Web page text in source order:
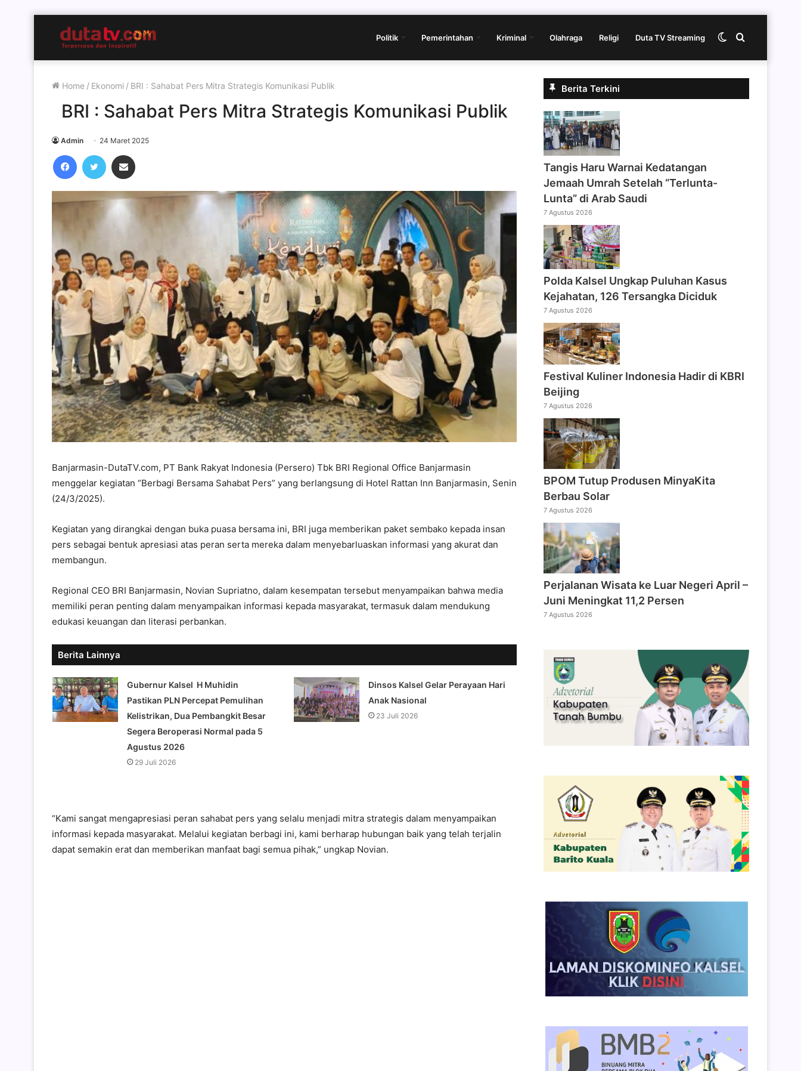
Politik Pemerintahan Kriminal Olahraga Religi Duta TV Streaming Cari
Switch
Home / Ekonomi / BRI : Sahabat Pers Mitra Strategis Komunikasi Publik
BRI : Sahabat Pers Mitra Strategis Komunikasi Publik
Admin 24 Maret 2025
FacebookTwitter
Banjarmasin-DutaTV.com, PT Bank Rakyat Indonesia (Persero) Tbk BRI Regional Office Banjarmasin
menggelar kegiatan “Berbagi Bersama Sahabat Pers” yang berlangsung di Hotel Rattan Inn Banjarmasin, Senin
(24/3/2025).
Kegiatan yang dirangkai dengan buka puasa bersama ini, BRI juga memberikan paket sembako kepada insan
pers sebagai bentuk apresiasi atas peran serta mereka dalam menyebarluaskan informasi yang akurat dan
membangun.
Regional CEO BRI Banjarmasin, Novian Supriatno, dalam kesempatan tersebut menyampaikan bahwa media
memiliki peran penting dalam menyampaikan informasi kepada masyarakat, termasuk dalam mendukung
edukasi keuangan dan literasi perbankan.
Berita Lainnya
Gubernur Kalsel H Muhidin
Pastikan PLN Percepat Pemulihan
Kelistrikan, Dua Pembangkit Besar
Segera Beroperasi Normal pada 5
Agustus 2026
29 Juli 2026
Dinsos Kalsel Gelar Perayaan Hari
Anak Nasional
23 Juli 2026
“Kami sangat mengapresiasi peran sahabat pers yang selalu menjadi mitra strategis dalam menyampaikan
informasi kepada masyarakat. Melalui kegiatan berbagi ini, kami berharap hubungan baik yang telah terjalin
dapat semakin erat dan memberikan manfaat bagi semua pihak,” ungkap Novian.
Berita Terkini
Tangis Haru Warnai Kedatangan
Jemaah Umrah Setelah “Terlunta-
Lunta” di Arab Saudi
7 Agustus 2026
Polda Kalsel Ungkap Puluhan Kasus
Kejahatan, 126 Tersangka Diciduk
7 Agustus 2026
Festival Kuliner Indonesia Hadir di KBRI
Beijing
7 Agustus 2026
BPOM Tutup Produsen MinyaKita
Berbau Solar
7 Agustus 2026
Perjalanan Wisata ke Luar Negeri April –
Juni Meningkat 11,2 Persen
7 Agustus 2026